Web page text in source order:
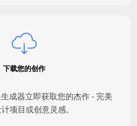
下载您的创作
成器立即获取您的杰作 - 完美
项目或创意灵感。